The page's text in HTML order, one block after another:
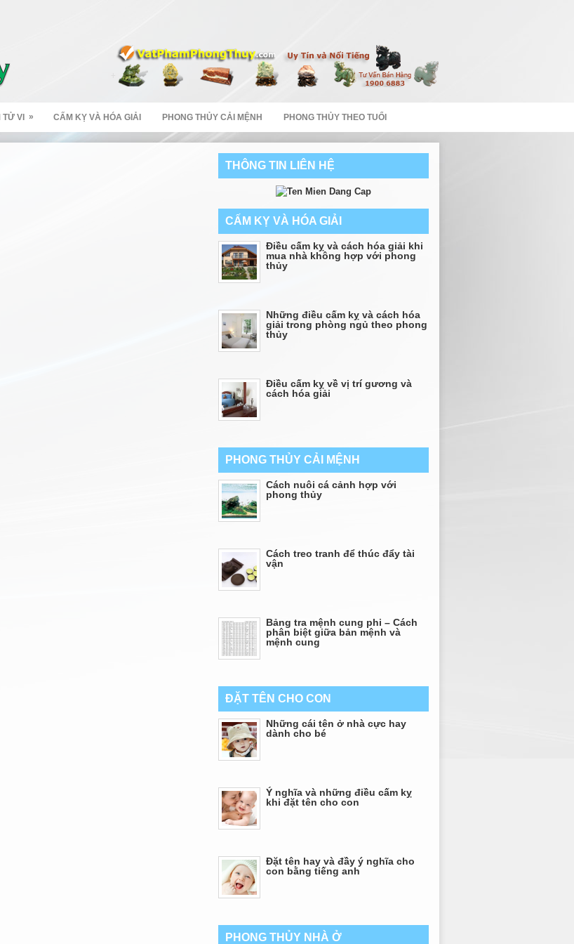
TỬ VI » CẤM KỴ VÀ HÓA GIẢI PHONG THỦY CẢI MỆNH PHONG THỦY THEO TUỔI
THÔNG TIN LIÊN HỆ
CẤM KỴ VÀ HÓA GIẢI
Điều cấm kỵ và cách hóa giải khi
mua nhà không hợp với phong
thủy
Những điều cấm kỵ và cách hóa
giải trong phòng ngủ theo phong
thủy
Điều cấm kỵ về vị trí gương và
cách hóa giải
PHONG THỦY CẢI MỆNH
Cách nuôi cá cảnh hợp với
phong thủy
Cách treo tranh để thúc đẩy tài
vận
Bảng tra mệnh cung phi – Cách
phân biệt giữa bản mệnh và
mệnh cung
ĐẶT TÊN CHO CON
Những cái tên ở nhà cực hay
dành cho bé
Ý nghĩa và những điều cấm kỵ
khi đặt tên cho con
Đặt tên hay và đầy ý nghĩa cho
con bằng tiếng anh
PHONG THỦY NHÀ Ở